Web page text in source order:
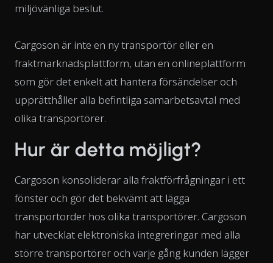
miljövänliga beslut.
Cargoson är inte en ny transportör eller en
fraktmarknadsplattform, utan en onlineplattform
som gör det enkelt att hantera försändelser och
upprätthåller alla befintliga samarbetsavtal med
olika transportörer.
Hur är detta möjligt?
Cargoson konsoliderar alla fraktförfrågningar i ett
fönster och gör det bekvämt att lägga
transportorder hos olika transportörer. Cargoson
har utvecklat elektroniska integreringar med alla
större transportörer och varje gång kunden lägger